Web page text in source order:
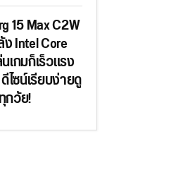
15 Max C2W
Intel Core
เกมก็เร็วแรง
ไซน์เรียบง่ายดู
กวัย!